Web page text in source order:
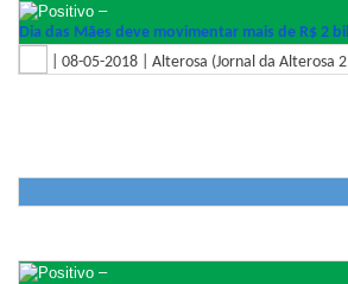
–
Dia das Mães deve movimentar mais de R$ 2
| 08-05-2018 | Alterosa (Jornal da Alterosa
–